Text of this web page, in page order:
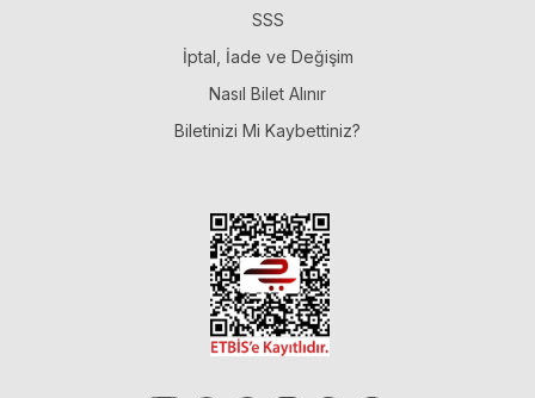
SSS
İptal, İade ve Değişim
Nasıl Bilet Alınır
Biletinizi Mi Kaybettiniz?